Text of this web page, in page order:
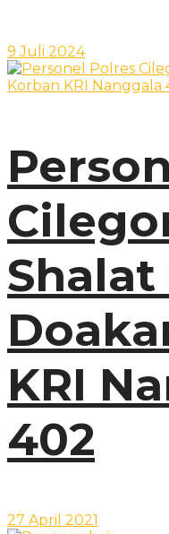
9 Juli 2024
Shalat
KRI
402
27 April 2021